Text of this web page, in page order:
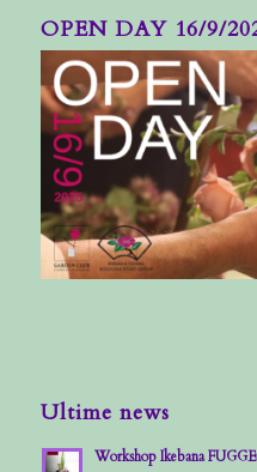
OPEN DAY 16/9/
Ultime news
Workshop Ikebana